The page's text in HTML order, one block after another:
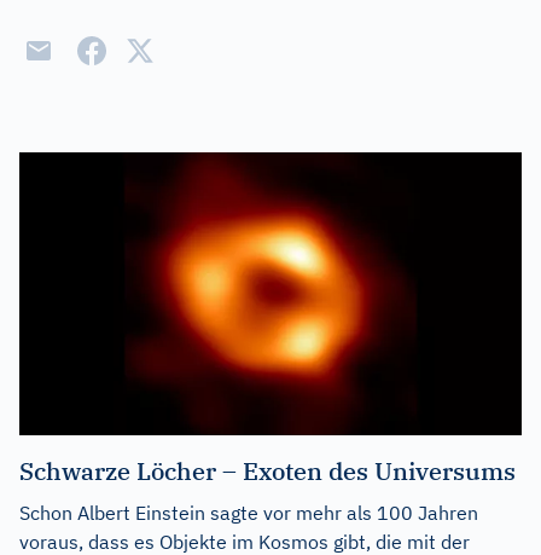
Schwarze Löcher – Exoten des Universums
Schon Albert Einstein sagte vor mehr als 100 Jahren
voraus, dass es Objekte im Kosmos gibt, die mit der